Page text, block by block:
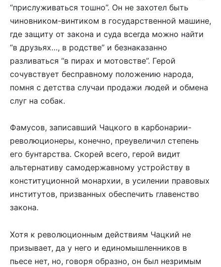
“прислуживаться тошно”. Он не захотел быть
чиновником-винтиком в государственной машине,
где защиту от закона и суда всегда можно найти
“в друзьях…, в родстве” и безнаказанно
разливаться “в пирах и мотовстве”. Герой
сочувствует бесправному положению народа,
помня с детства случаи продажи людей и обмена
слуг на собак.
Фамусов, записавший Чацкого в карбонарии-
революционеры, конечно, преувеличил степень
его бунтарства. Скорей всего, герой видит
альтернативу самодержавному устройству в
конституционной монархии, в усилении правовых
институтов, призванных обеспечить главенство
закона.
Хотя к революционным действиям Чацкий не
призывает, да у него и единомышленников в
пьесе нет, но, говоря образно, он был незримым